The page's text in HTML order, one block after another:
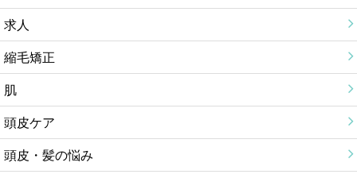
求人
縮毛矯正
肌
頭皮ケア
頭皮・髪の悩み